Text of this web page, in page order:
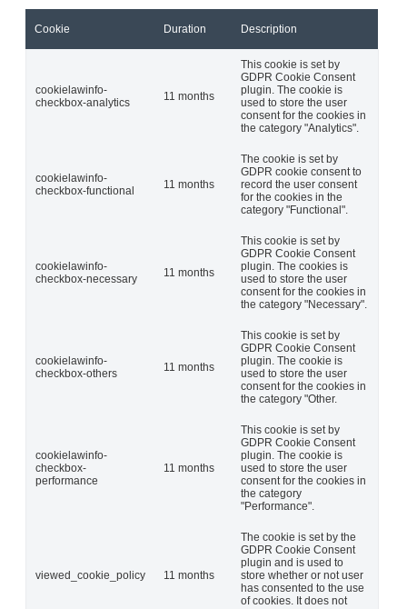
Cookie Duration Description
cookielawinfo-
checkbox-analytics
11 months
This cookie is set by
GDPR Cookie Consent
plugin. The cookie is
used to store the user
consent for the cookies in
the category "Analytics".
cookielawinfo-
checkbox-functional
11 months
The cookie is set by
GDPR cookie consent to
record the user consent
for the cookies in the
category "Functional".
cookielawinfo-
checkbox-necessary
11 months
This cookie is set by
GDPR Cookie Consent
plugin. The cookies is
used to store the user
consent for the cookies in
the category "Necessary".
cookielawinfo-
checkbox-others
11 months
This cookie is set by
GDPR Cookie Consent
plugin. The cookie is
used to store the user
consent for the cookies in
the category "Other.
cookielawinfo-
checkbox-
performance
11 months
This cookie is set by
GDPR Cookie Consent
plugin. The cookie is
used to store the user
consent for the cookies in
the category
"Performance".
viewed_cookie_policy 11 months
The cookie is set by the
GDPR Cookie Consent
plugin and is used to
store whether or not user
has consented to the use
of cookies. It does not